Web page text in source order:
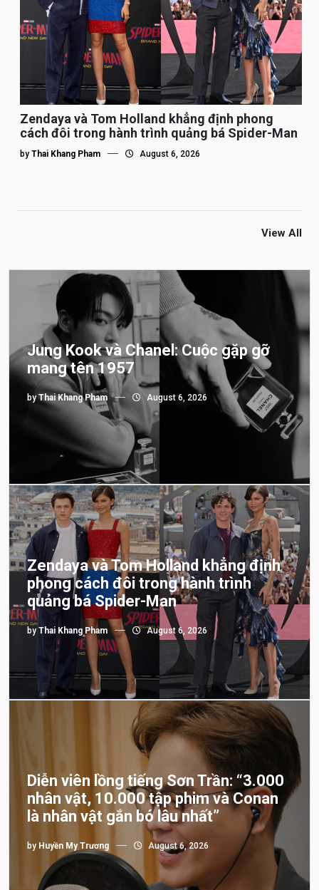
Zendaya và Tom Holland khẳng định phong
cách đôi trong hành trình quảng bá Spider-Man
by Thai Khang Pham August 6, 2026
View All
Jung Kook và Chanel: Cuộc gặp gỡ
mang tên 1957
byThai Khang Pham August 6, 2026
Zendaya và Tom Holland khẳng định
phong cách đôi trong hành trình
quảng bá Spider-Man
by Thai Khang Pham August 6, 2026
Diễn viên lồng tiếng Sơn Trần: “3.000
nhân vật, 10.000 tập phim và Conan
là nhân vật gắn bó lâu nhất”
by Huyền My Trương August 6, 2026